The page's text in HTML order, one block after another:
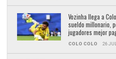
Vozinha llega a
sueldo millonario,
jugadores mejor
COLO COLO 26